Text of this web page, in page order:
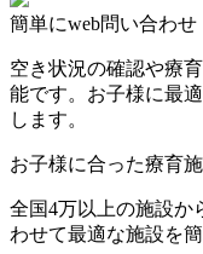
簡単にweb問い合わせ
空き状況の確認や療
能です。お子様に最
します。
お子様に合った療育
全国4万以上の施設か
わせて最適な施設を